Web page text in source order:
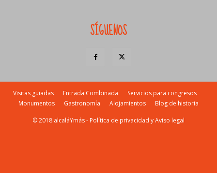
SÍGUENOS
Visitas guiadas Entrada Combinada
Servicios para congresos
Monumentos
Gastronomía Alojamientos Blog de historia
© 2018 alcaláYmás - Política de privacidad y Aviso legal